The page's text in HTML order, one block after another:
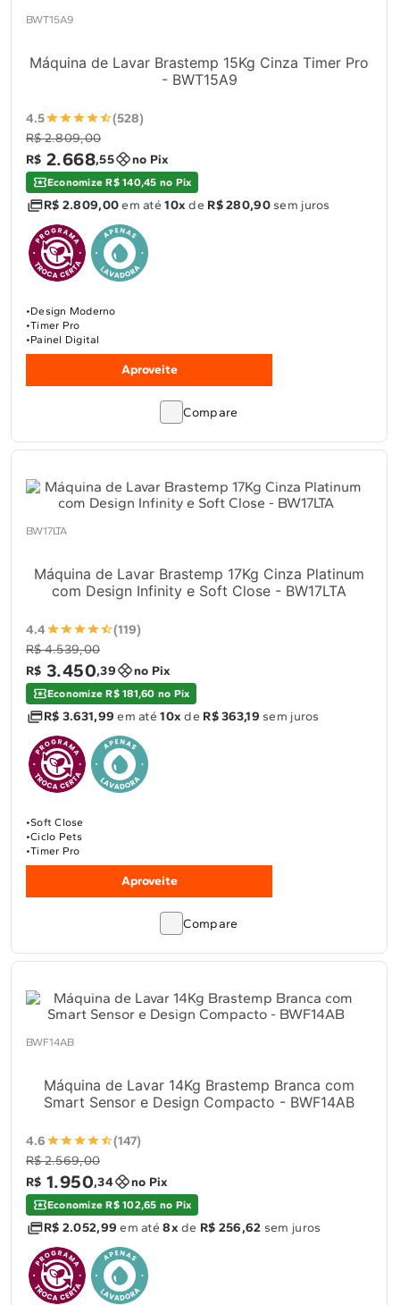
BWT15A9
Máquina de Lavar Brastemp 15Kg Cinza Timer Pro
- BWT15A9
4.5
(528)
R$ 2.809,00
R$ 2.668,55 no Pix
Economize R$ 140,45 no Pix
R$ 2.809,00em até10x de R$ 280,90sem juros
Design Moderno
Timer Pro
Painel Digital
Aproveite
Compare
BW17LTA
Máquina de Lavar Brastemp 17Kg Cinza Platinum
com Design Infinity e Soft Close - BW17LTA
4.4
(119)
R$ 4.539,00
R$ 3.450,39 no Pix
Economize R$ 181,60 no Pix
R$ 3.631,99 em até10x de R$ 363,19 sem juros
Soft Close
Ciclo Pets
Timer Pro
Aproveite
Compare
BWF14AB
Máquina de Lavar 14Kg Brastemp Branca com
Smart Sensor e Design Compacto - BWF14AB
4.6
(147)
R$ 2.569,00
R$ 1.950,34 no Pix
Economize R$ 102,65 no Pix
R$ 2.052,99 em até8x de R$ 256,62 sem juros